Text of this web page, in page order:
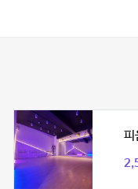
피